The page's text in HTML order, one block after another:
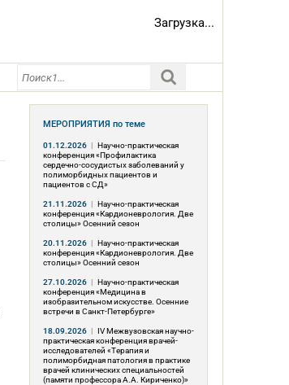
Загрузка...
МЕРОПРИЯТИЯ по теме
01.12.2026 | Научно-практическая
конференция «Профилактика
сердечно-сосудистых заболеваний у
полиморбидных пациентов и
пациентов с СД»
21.11.2026 | Научно-практическая
конференция «Кардионеврология. Две
столицы» Осенний сезон
20.11.2026 | Научно-практическая
конференция «Кардионеврология. Две
столицы» Осенний сезон
27.10.2026 | Научно-практическая
конференция «Медицина в
изобразительном искусстве. Осенние
встречи в Санкт-Петербурге»
18.09.2026 | IV Межвузовская научно-
практическая конференция врачей-
исследователей «Терапия и
полиморбидная патология в практике
врачей клинических специальностей
(памяти профессора А.А. Кириченко)»